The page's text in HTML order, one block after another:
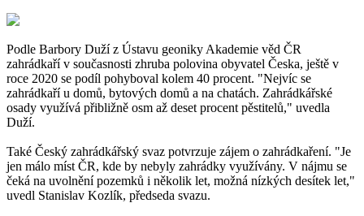
Podle Barbory Duží z Ústavu geoniky Akademie věd ČR
zahrádkaří v současnosti zhruba polovina obyvatel Česka, ještě v
roce 2020 se podíl pohyboval kolem 40 procent. "Nejvíc se
zahrádkaří u domů, bytových domů a na chatách. Zahrádkářské
osady využívá přibližně osm až deset procent pěstitelů," uvedla
Duží.
Také Český zahrádkářský svaz potvrzuje zájem o zahrádkaření. "Je
jen málo míst ČR, kde by nebyly zahrádky využívány. V nájmu se
čeká na uvolnění pozemků i několik let, možná nízkých desítek let,"
uvedl Stanislav Kozlík, předseda svazu.